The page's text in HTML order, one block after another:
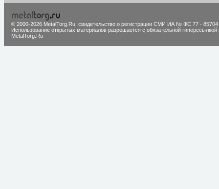
© 2000-2026 MetalTorg.Ru, cвидетельство о регистрации СМИ ИА № ФС 77 - 85704
Использование открытых материалов разрешается с обязательной гиперссылкой
MetalTorg.Ru